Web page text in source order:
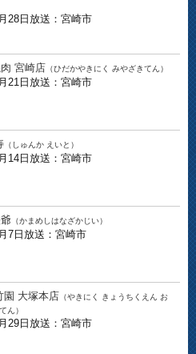
28日放送：宮崎市
宮崎店 （ひだかやきにく みやざきてん）
21日放送：宮崎市
（しゅんか えいと）
14日放送：宮崎市
（かまめしはなざかじい）
7日放送：宮崎市
園 大塚本店 （やきにく きょうちくえん お
ん）
29日放送：宮崎市